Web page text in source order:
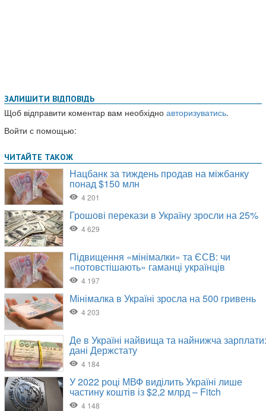
ЗАЛИШИТИ ВІДПОВІДЬ
Щоб відправити коментар вам необхідно авторизуватись.
Войти с помощью: